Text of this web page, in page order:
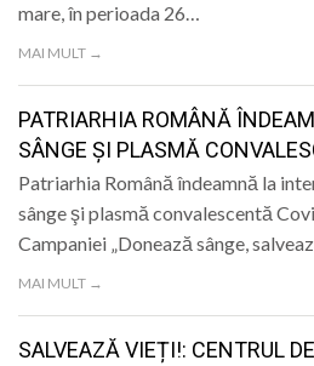
mare, în perioada 26…
MAI MULT →
PATRIARHIA ROMÂNĂ
SÂNGE ŞI PLASMĂ
Patriarhia Română îndeamnă la
sânge şi plasmă convalescentă
Campaniei „Donează sânge,
MAI MULT →
SALVEAZĂ VIEȚI!: CENTRUL